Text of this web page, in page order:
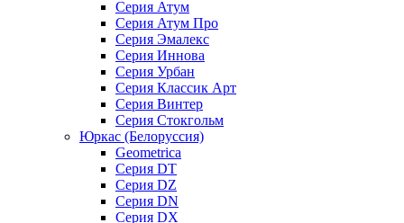
Серия Атум
Серия Атум Про
Серия Эмалекс
Серия Иннова
Серия Урбан
Серия Классик Арт
Серия Винтер
Серия Стокгольм
Юркас (Белоруссия)
Geometrica
Серия DT
Серия DZ
Серия DN
Серия DX